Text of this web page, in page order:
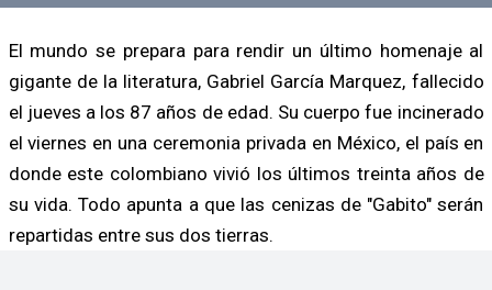
El mundo se prepara para rendir un último homenaje al
gigante de la literatura, Gabriel García Marquez, fallecido
el jueves a los 87 años de edad. Su cuerpo fue incinerado
el viernes en una ceremonia privada en México, el país en
donde este colombiano vivió los últimos treinta años de
su vida. Todo apunta a que las cenizas de "Gabito" serán
repartidas entre sus dos tierras.